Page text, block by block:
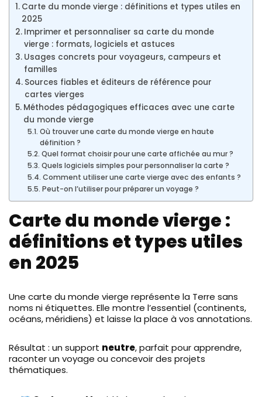
Carte du monde vierge : définitions et types utiles en
2025
Imprimer et personnaliser sa carte du monde
vierge : formats, logiciels et astuces
Usages concrets pour voyageurs, campeurs et
familles
Sources fiables et éditeurs de référence pour
cartes vierges
Méthodes pédagogiques efficaces avec une carte
du monde vierge
Où trouver une carte du monde vierge en haute
définition ?
Quel format choisir pour une carte affichée au mur ?
Quels logiciels simples pour personnaliser la carte ?
Comment utiliser une carte vierge avec des enfants ?
Peut-on l’utiliser pour préparer un voyage ?
Carte du monde vierge :
définitions et types utiles
en 2025
Une carte du monde vierge représente la Terre sans
noms ni étiquettes. Elle montre l’essentiel (continents,
océans, méridiens) et laisse la place à vos annotations.
Résultat : un support neutre, parfait pour apprendre,
raconter un voyage ou concevoir des projets
thématiques.